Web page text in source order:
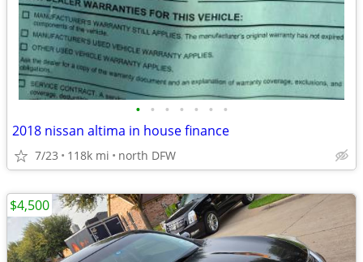
• • • • • • •
2018 nissan altima in house finance
7/23 118k mi north DFW
$4,500